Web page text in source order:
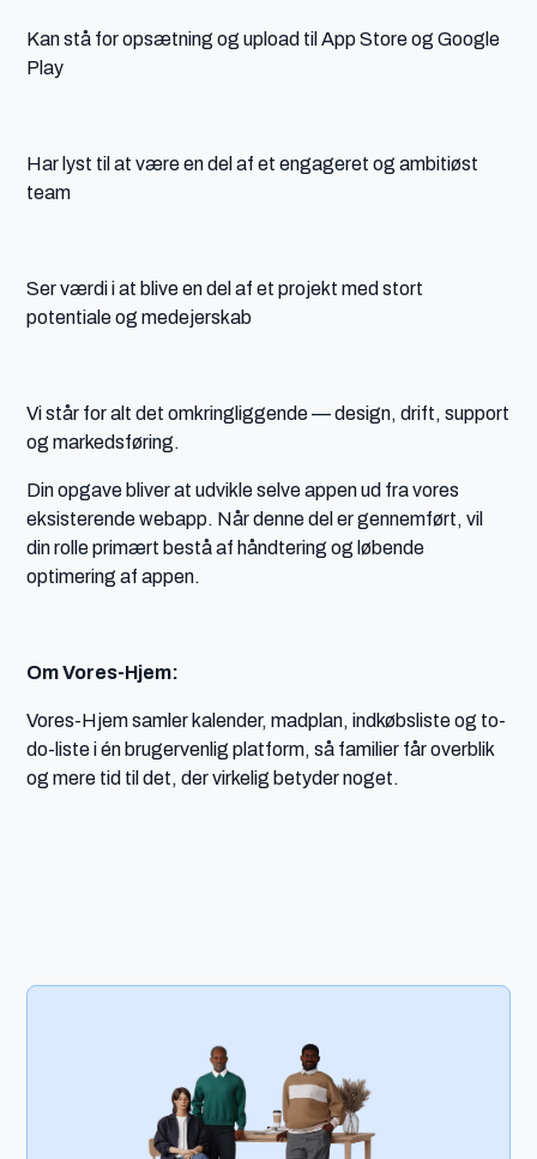
Kan stå for opsætning og upload til App Store og Google
Play
Har lyst til at være en del af et engageret og ambitiøst
team
Ser værdi i at blive en del af et projekt med stort
potentiale og medejerskab
Vi står for alt det omkringliggende — design, drift, support
og markedsføring.
Din opgave bliver at udvikle selve appen ud fra vores
eksisterende webapp. Når denne del er gennemført, vil
din rolle primært bestå af håndtering og løbende
optimering af appen.
Om Vores-Hjem:
Vores-Hjem samler kalender, madplan, indkøbsliste og to-
do-liste i én brugervenlig platform, så familier får overblik
og mere tid til det, der virkelig betyder noget.